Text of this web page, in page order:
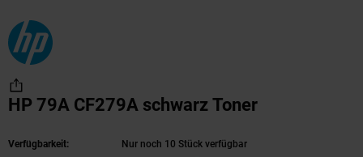
HP 79A CF279A schwarz Toner
Verfügbarkeit:
Nur noch 10 Stück verfügbar